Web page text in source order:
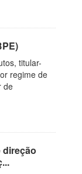
titular-
regime de
de
direção